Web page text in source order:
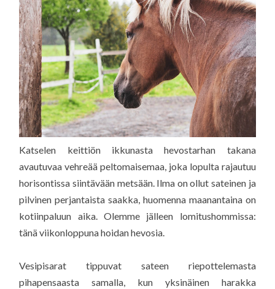
Katselen keittiön ikkunasta hevostarhan takana
avautuvaa vehreää peltomaisemaa, joka lopulta rajautuu
horisontissa siintävään metsään. Ilma on ollut sateinen ja
pilvinen perjantaista saakka, huomenna maanantaina on
kotiinpaluun aika. Olemme jälleen lomitushommissa:
tänä viikonloppuna hoidan hevosia.
Vesipisarat tippuvat sateen riepottelemasta
pihapensaasta samalla, kun yksinäinen harakka